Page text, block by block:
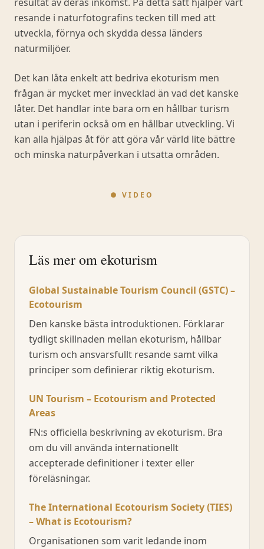
resande i naturfotografins tecken till med att
utveckla, förnya och skydda dessa länders
naturmiljöer.
Det kan låta enkelt att bedriva ekoturism men
frågan är mycket mer invecklad än vad det kanske
låter. Det handlar inte bara om en hållbar turism
utan i periferin också om en hållbar utveckling. Vi
kan alla hjälpas åt för att göra vår värld lite bättre
och minska naturpåverkan i utsatta områden.
● VIDEO
Läs mer om ekoturism
Global Sustainable Tourism Council (GSTC) –
Ecotourism
Den kanske bästa introduktionen. Förklarar
tydligt skillnaden mellan ekoturism, hållbar
turism och ansvarsfullt resande samt vilka
principer som definierar riktig ekoturism.
UN Tourism – Ecotourism and Protected
Areas
FN:s officiella beskrivning av ekoturism. Bra
om du vill använda internationellt
accepterade definitioner i texter eller
föreläsningar.
The International Ecotourism Society (TIES)
– What is Ecotourism?
Organisationen som varit ledande inom